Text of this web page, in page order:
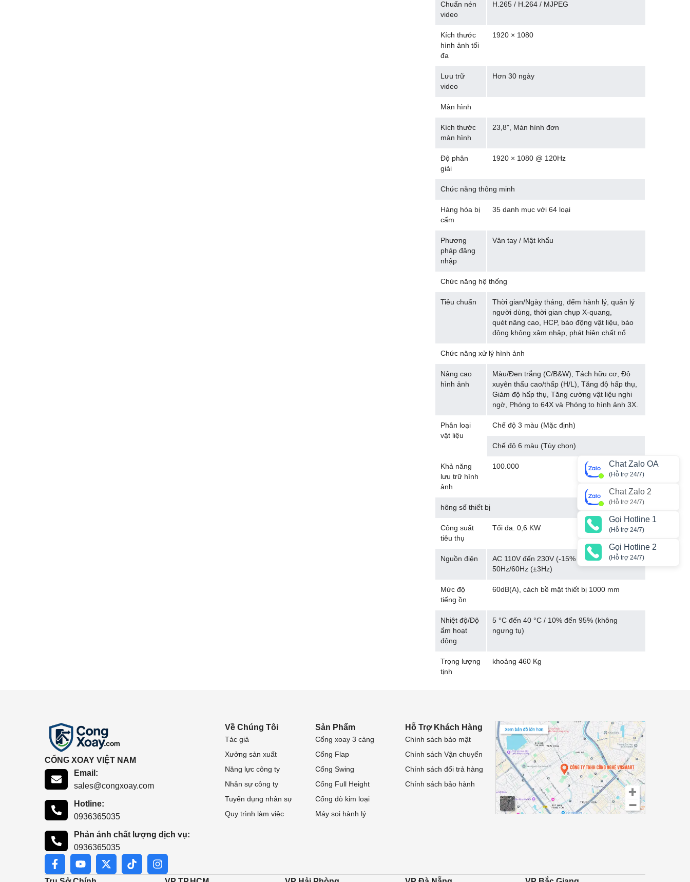
Chuẩn nén
video
H.265 / H.264 / MJPEG
Kích thước
hình ảnh tối
đa
1920 × 1080
Lưu trữ
video
Hơn 30 ngày
Màn hình
Kích thước
màn hình
23,8", Màn hình đơn
Độ phân
giải
1920 × 1080 @ 120Hz
Chức năng thông minh
Hàng hóa bị
cấm
35 danh mục với 64 loại
Phương
pháp đăng
nhập
Vân tay / Mật khẩu
Chức năng hệ thống
Tiêu chuẩn
Thời gian/Ngày tháng, đếm hành lý, quản lý
người dùng, thời gian chụp X-quang,
quét nâng cao, HCP, báo động vật liệu, báo
động không xâm nhập, phát hiện chất nổ
Chức năng xử lý hình ảnh
Nâng cao
hình ảnh
Màu/Đen trắng (C/B&W), Tách hữu cơ, Độ
xuyên thấu cao/thấp (H/L), Tăng độ hấp thụ,
Giảm độ hấp thụ, Tăng cường vật liệu nghi
ngờ, Phóng to 64X và Phóng to hình ảnh 3X.
Phân loại
vật liệu
Chế độ 3 màu (Mặc định)
Chế độ 6 màu (Tùy chọn)
Khả năng
lưu trữ hình
ảnh
100.000
hông số thiết bị
Công suất
tiêu thụ
Tối đa. 0,6 KW
Nguồn điện
AC 110V đến 230V (-15% đến +10%),
50Hz/60Hz (±3Hz)
Mức độ
tiếng ồn
60dB(A), cách bề mặt thiết bị 1000 mm
Nhiệt độ/Độ
ẩm hoạt
động
5 °C đến 40 °C / 10% đến 95% (không
ngưng tụ)
Trọng lượng
tịnh
khoảng 460 Kg
CỔNG XOAY VIỆT NAM
Email:
sales@congxoay.com
Hotline:
0936365035
Phản ánh chất lượng dịch vụ:
0936365035
Chat Zalo OA
(Hỗ trợ 24/7)
Chat Zalo 2
(Hỗ trợ 24/7)
Gọi Hotline 1
(Hỗ trợ 24/7)
Gọi Hotline 2
(Hỗ trợ 24/7)
Về Chúng Tôi
Tác giả
Xưởng sản xuất
Năng lực công ty
Nhân sự công ty
Tuyển dụng nhân sự
Quy trình làm việc
Sản Phẩm
Cổng xoay 3 càng
Cổng Flap
Cổng Swing
Cổng Full Height
Cổng dò kim loại
Máy soi hành lý
Hỗ Trợ Khách Hàng
Chính sách bảo mật
Chính sách Vận chuyển
Chính sách đổi trả hàng
Chính sách bảo hành